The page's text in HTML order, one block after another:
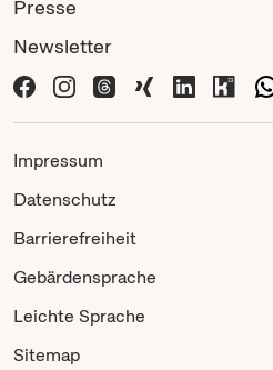
Presse
Newsletter
Impressum
Datenschutz
Barrierefreiheit
Gebärdensprache
Leichte Sprache
Sitemap